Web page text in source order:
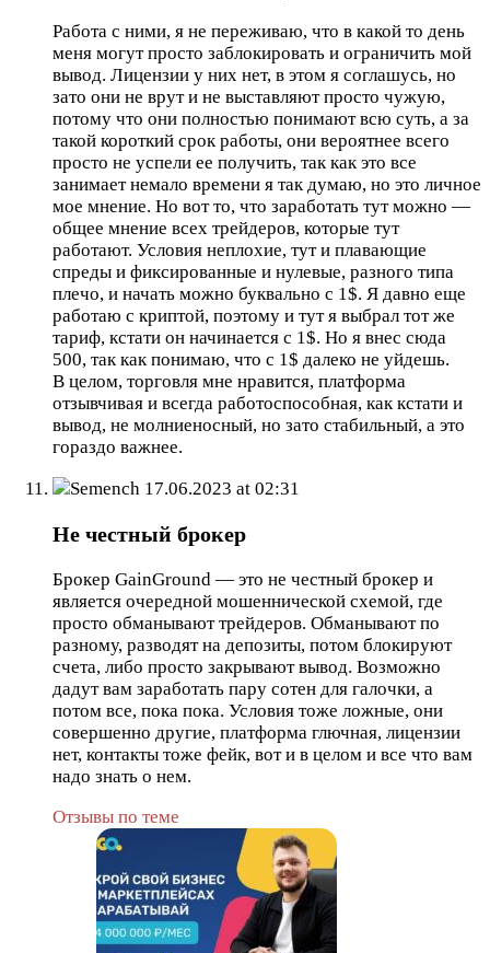
Работа с ними, я не переживаю, что в какой то день
меня могут просто заблокировать и ограничить мой
вывод. Лицензии у них нет, в этом я соглашусь, но
зато они не врут и не выставляют просто чужую,
потому что они полностью понимают всю суть, а за
такой короткий срок работы, они вероятнее всего
просто не успели ее получить, так как это все
занимает немало времени я так думаю, но это личное
мое мнение. Но вот то, что заработать тут можно —
общее мнение всех трейдеров, которые тут
работают. Условия неплохие, тут и плавающие
спреды и фиксированные и нулевые, разного типа
плечо, и начать можно буквально с 1$. Я давно еще
работаю с криптой, поэтому и тут я выбрал тот же
тариф, кстати он начинается с 1$. Но я внес сюда
500, так как понимаю, что с 1$ далеко не уйдешь.
В целом, торговля мне нравится, платформа
отзывчивая и всегда работоспособная, как кстати и
вывод, не молниеносный, но зато стабильный, а это
гораздо важнее.
Semench 17.06.2023 at 02:31
Не честный брокер
Брокер GainGround — это не честный брокер и
является очередной мошеннической схемой, где
просто обманывают трейдеров. Обманывают по
разному, разводят на депозиты, потом блокируют
счета, либо просто закрывают вывод. Возможно
дадут вам заработать пару сотен для галочки, а
потом все, пока пока. Условия тоже ложные, они
совершенно другие, платформа глючная, лицензии
нет, контакты тоже фейк, вот и в целом и все что вам
надо знать о нем.
Отзывы по теме